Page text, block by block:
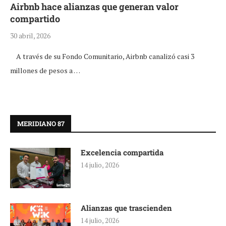
Airbnb hace alianzas que generan valor
compartido
30 abril, 2026
A través de su Fondo Comunitario, Airbnb canalizó casi 3
millones de pesos a …
MERIDIANO 87
Excelencia compartida
14 julio, 2026
Alianzas que trascienden
14 julio, 2026